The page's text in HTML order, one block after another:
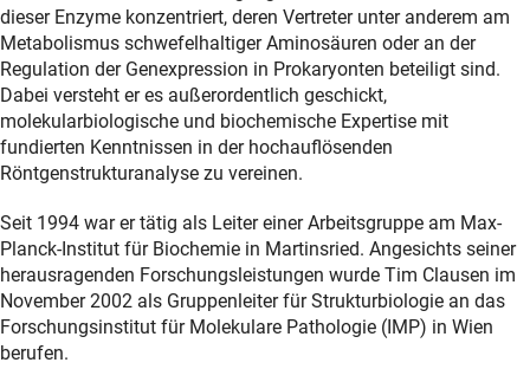
dieser Enzyme konzentriert, deren Vertreter unter anderem am
Metabolismus schwefelhaltiger Aminosäuren oder an der
Regulation der Genexpression in Prokaryonten beteiligt sind.
Dabei versteht er es außerordentlich geschickt,
molekularbiologische und biochemische Expertise mit
fundierten Kenntnissen in der hochauflösenden
Röntgenstrukturanalyse zu vereinen.
Seit 1994 war er tätig als Leiter einer Arbeitsgruppe am Max-
Planck-Institut für Biochemie in Martinsried. Angesichts seiner
herausragenden Forschungsleistungen wurde Tim Clausen im
November 2002 als Gruppenleiter für Strukturbiologie an das
Forschungsinstitut für Molekulare Pathologie (IMP) in Wien
berufen.